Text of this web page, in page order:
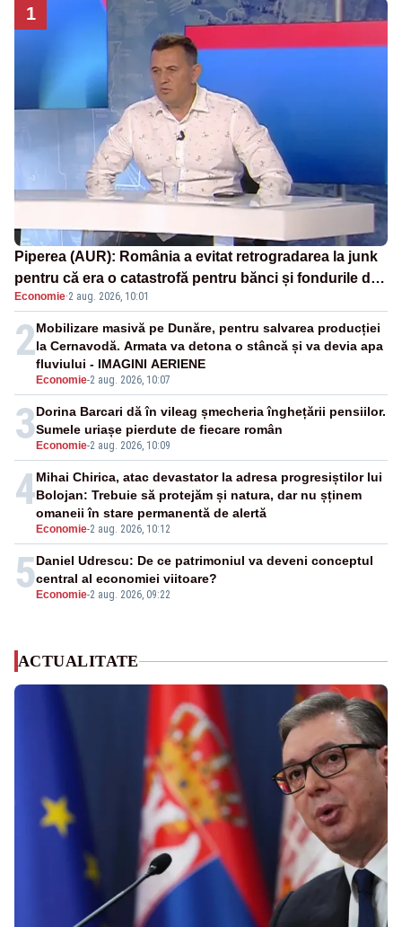
1
Piperea (AUR): România a evitat retrogradarea la junk
pentru că era o catastrofă pentru bănci și fondurile de
pensii
Economie·2 aug. 2026, 10:01
2
Economie-2 aug. 2026, 10:07
Mobilizare masivă pe Dunăre, pentru salvarea producției
la Cernavodă. Armata va detona o stâncă și va devia apa
fluviului - IMAGINI AERIENE
3 Economie-2 aug. 2026, 10:09
Dorina Barcari dă în vileag șmecheria înghețării pensiilor.
Sumele uriașe pierdute de fiecare român
4
Economie-2 aug. 2026, 10:12
Mihai Chirica, atac devastator la adresa progresiștilor lui
Bolojan: Trebuie să protejăm și natura, dar nu șținem
omaneii în stare permanentă de alertă
5 Economie-2 aug. 2026, 09:22
Daniel Udrescu: De ce patrimoniul va deveni conceptul
central al economiei viitoare?
ACTUALITATE